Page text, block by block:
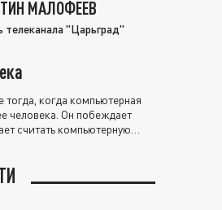
МАЛОФЕЕВ
телеканала "Царьград"
когда компьютерная
человека. Он побеждает
считать компьютерную